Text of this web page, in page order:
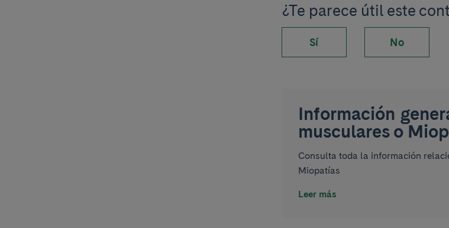
¿Te parece útil este
Sí No
Información
musculares o
Consulta toda la información
Miopatías
Leer más